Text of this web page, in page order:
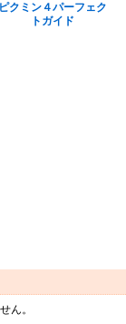
ピクミン４パーフェク
トガイド
ん。